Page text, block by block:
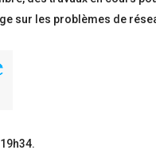
sur les problèmes de
.